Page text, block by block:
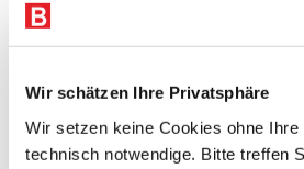
Wir schätzen Ihre Privatsphäre
Wir setzen keine Cookies ohne
technisch notwendige. Bitte treffen
Fachböden
Anzahl der Böden: 5
Oberflächen glanzverzinkt
3-fach gekantet, 40 mm